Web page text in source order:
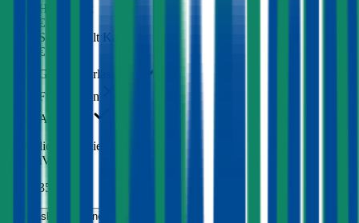
Haftpflicht
€ 30 Mio.
Selbstbehalt Kasko
€ 600
Grobe Fahrlässigkeit
Freischaden
Assistance
Monatliche Prämie
inkl. mVSt.
€ 470,35
Vollkasko berechnen